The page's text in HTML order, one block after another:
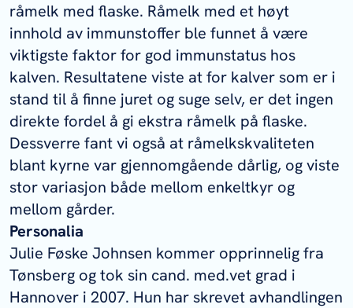
råmelk med flaske. Råmelk med et høyt
innhold av immunstoffer ble funnet å være
viktigste faktor for god immunstatus hos
kalven. Resultatene viste at for kalver som er i
stand til å finne juret og suge selv, er det ingen
direkte fordel å gi ekstra råmelk på flaske.
Dessverre fant vi også at råmelkskvaliteten
blant kyrne var gjennomgående dårlig, og viste
stor variasjon både mellom enkeltkyr og
mellom gårder.
Personalia
Julie Føske Johnsen kommer opprinnelig fra
Tønsberg og tok sin cand. med.vet grad i
Hannover i 2007. Hun har skrevet avhandlingen